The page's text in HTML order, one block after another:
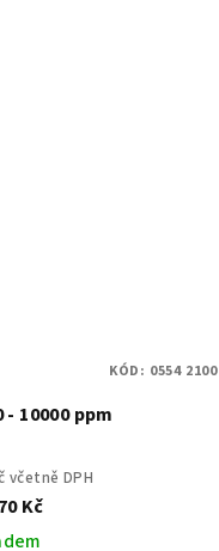
10000 ppm
včetně DPH
Kč
KÓD: 0554 2100